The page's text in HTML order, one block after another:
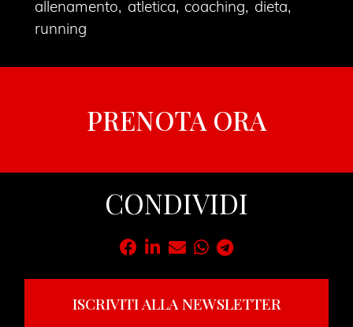
allenamento, atletica, coaching, dieta,
running
PRENOTA ORA
CONDIVIDI
ISCRIVITI ALLA NEWSLETTER